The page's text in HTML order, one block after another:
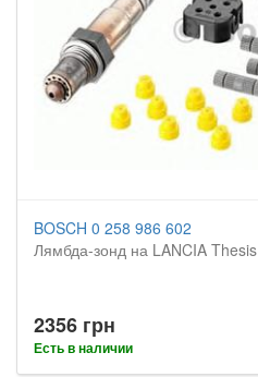
BOSCH 0 258 986 602
Лямбда-зонд на LANCIA Thesis
2356 грн
Есть в наличии